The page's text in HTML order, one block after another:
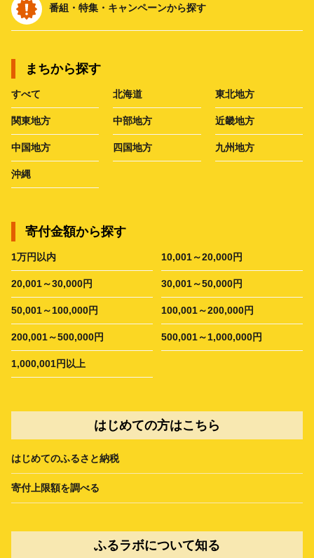
番組・特集・キャンペーンから探す
まちから探す
すべて 北海道 東北地方
関東地方 中部地方 近畿地方
中国地方 四国地方 九州地方
沖縄
寄付金額から探す
1万円以内 10,001～20,000円
20,001～30,000円 30,001～50,000円
50,001～100,000円 100,001～200,000円
200,001～500,000円 500,001～1,000,000円
1,000,001円以上
はじめての方はこちら
はじめてのふるさと納税
寄付上限額を調べる
ふるラボについて知る